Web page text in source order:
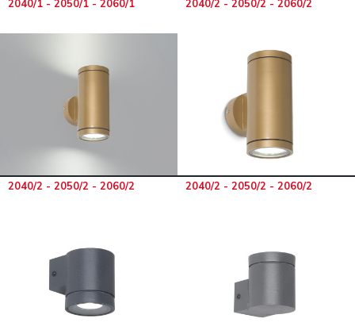
2040/1 - 2050/1 - 2060/1 2040/2 - 2050/2 - 2060/2
2040/2 - 2050/2 - 2060/2 2040/2 - 2050/2 - 2060/2